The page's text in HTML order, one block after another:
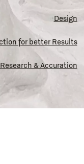
Design
for better Results
Research & Accuration